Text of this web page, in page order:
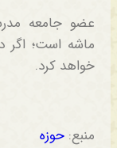
عضو جامعه
ماشه است؛
خواهد کرد.
منبع: حوزه